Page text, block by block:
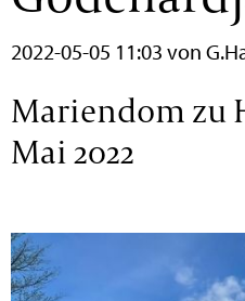
2022-05-05 11:03 von
Mariendom zu
Mai 2022